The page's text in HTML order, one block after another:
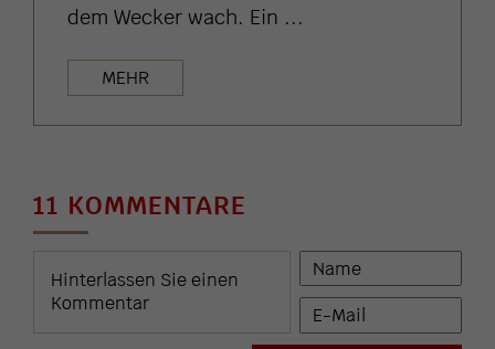
dem Wecker wach. Ein ...
MEHR
11 KOMMENTARE